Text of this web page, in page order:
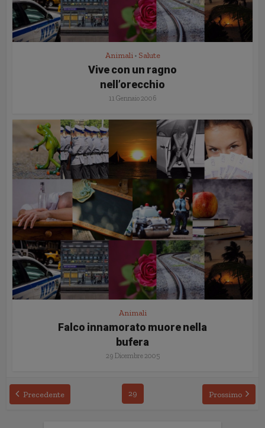
Animali • Salute
Vive con un ragno
nell’orecchio
11 Gennaio 2006
Animali
Falco innamorato muore nella
bufera
29 Dicembre 2005
Precedente 29 Prossimo